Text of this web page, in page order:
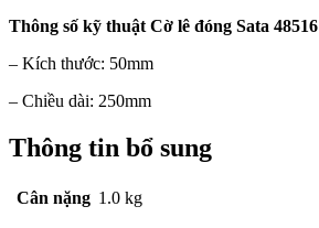
Thông số kỹ thuật Cờ lê đóng Sata 48516
– Kích thước: 50mm
– Chiều dài: 250mm
Thông tin bổ sung
Cân nặng 1.0 kg